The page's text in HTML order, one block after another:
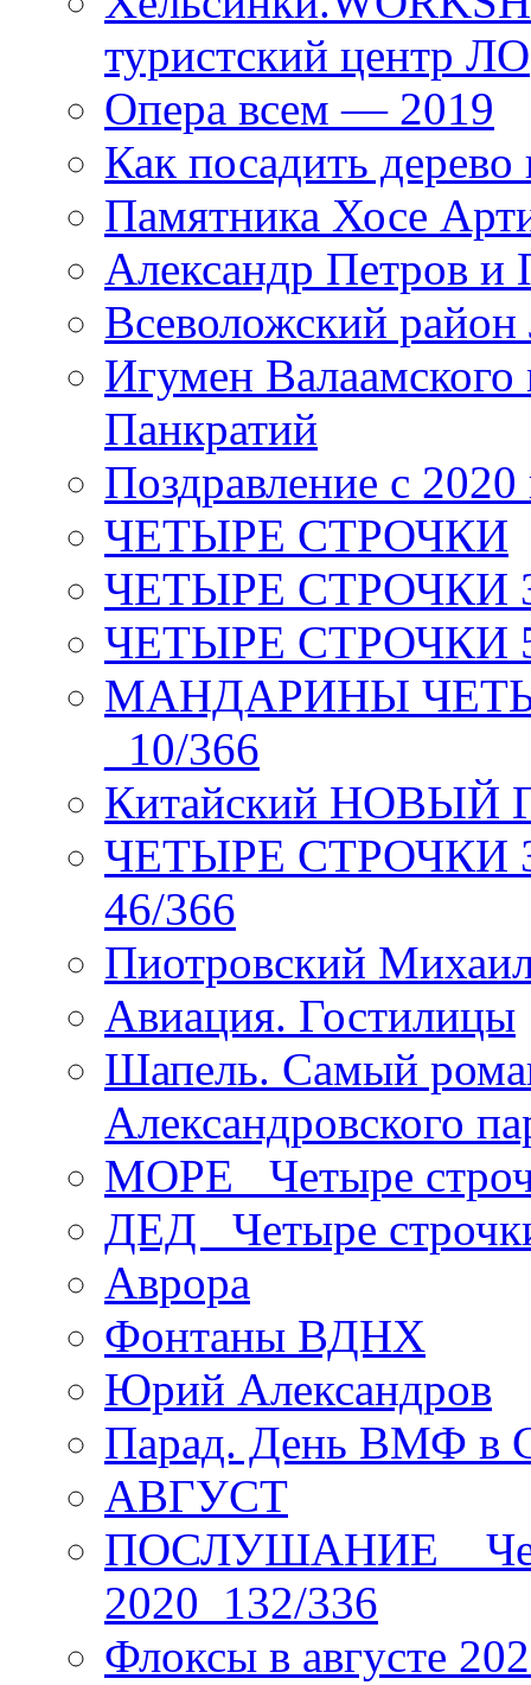
туристский центр ЛО
Опера всем — 2019
Как посадить дерево
Памятника Хосе
Александр Петров и
Всеволожский район
Игумен
Панкратий
Поздравление с 2020
ЧЕТЫРЕ СТРОЧКИ
ЧЕТЫРЕ СТРОЧКИ 3
ЧЕТЫРЕ СТРОЧКИ 5
МАНДАРИНЫ
_10/366
Китайский НОВЫЙ
ЧЕТЫРЕ СТРОЧКИ
46/366
Пиотровский
Авиация. Гостилицы
Шапель. Самый
Александровского
МОРЕ _Четыре
ДЕД _Четыре
Аврора
Фонтаны ВДНХ
Юрий Александров
Парад. День ВМФ в
АВГУСТ
ПОСЛУШАНИЕ _
2020_132/336
Флоксы в августе